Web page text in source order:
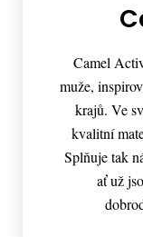
Camel
muže,
krajů. Ve
kvalitní
Splňuje tak
ať už